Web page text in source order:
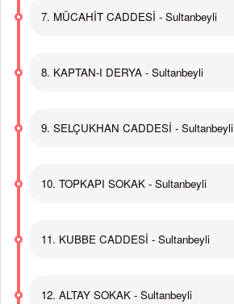
7. MÜCAHİT CADDESİ - Sultanbeyli
8. KAPTAN-I DERYA - Sultanbeyli
9. SELÇUKHAN CADDESİ - Sultanbeyli
10. TOPKAPI SOKAK - Sultanbeyli
11. KUBBE CADDESİ - Sultanbeyli
12. ALTAY SOKAK - Sultanbeyli